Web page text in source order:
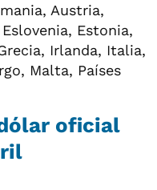
Austria,
Estonia,
Irlanda, Italia,
Malta, Países
oficial